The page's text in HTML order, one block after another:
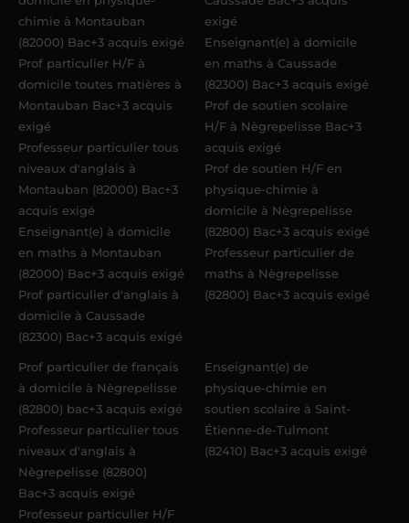
chimie à Montauban
(82000) Bac+3 acquis exigé
Prof particulier H/F à
domicile toutes matières à
Montauban Bac+3 acquis
exigé
Professeur particulier tous
niveaux d'anglais à
Montauban (82000) Bac+3
acquis exigé
Enseignant(e) à domicile
en maths à Montauban
(82000) Bac+3 acquis exigé
Prof particulier d'anglais à
domicile à Caussade
(82300) Bac+3 acquis exigé
exigé
Enseignant(e) à domicile
en maths à Caussade
(82300) Bac+3 acquis exigé
Prof de soutien scolaire
H/F à Nègrepelisse Bac+3
acquis exigé
Prof de soutien H/F en
physique-chimie à
domicile à Nègrepelisse
(82800) Bac+3 acquis exigé
Professeur particulier de
maths à Nègrepelisse
(82800) Bac+3 acquis exigé
Prof particulier de français
à domicile à Nègrepelisse
(82800) bac+3 acquis exigé
Professeur particulier tous
niveaux d'anglais à
Nègrepelisse (82800)
Bac+3 acquis exigé
Professeur particulier H/F
Enseignant(e) de
physique-chimie en
soutien scolaire à Saint-
Étienne-de-Tulmont
(82410) Bac+3 acquis exigé